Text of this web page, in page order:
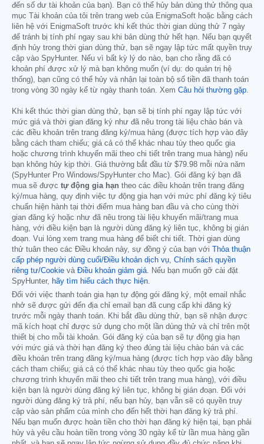
đến số dư tài khoản của bạn). Bạn có thể hủy bản dùng thử thông qua
mục Tài khoản của tôi trên trang web của EnigmaSoft hoặc bằng cách
liên hệ với EnigmaSoft trước khi kết thúc thời gian dùng thử 7 ngày
để tránh bị tính phí ngay sau khi bản dùng thử hết hạn. Nếu bạn quyết
định hủy trong thời gian dùng thử, bạn sẽ ngay lập tức mất quyền truy
cập vào SpyHunter. Nếu vì bất kỳ lý do nào, bạn cho rằng đã có
khoản phí được xử lý mà bạn không muốn (ví dụ: do quản trị hệ
thống), bạn cũng có thể hủy và nhận lại toàn bộ số tiền đã thanh toán
trong vòng 30 ngày kể từ ngày thanh toán. Xem Câu hỏi thường gặp.
Khi kết thúc thời gian dùng thử, bạn sẽ bị tính phí ngay lập tức với
mức giá và thời gian đăng ký như đã nêu trong tài liệu chào bán và
các điều khoản trên trang đăng ký/mua hàng (được tích hợp vào đây
bằng cách tham chiếu; giá cả có thể khác nhau tùy theo quốc gia
hoặc chương trình khuyến mãi theo chi tiết trên trang mua hàng) nếu
bạn không hủy kịp thời. Giá thường bắt đầu từ $79.98 mỗi nửa năm
(SpyHunter Pro Windows/SpyHunter cho Mac). Gói đăng ký bạn đã
mua sẽ được tự động gia hạn theo các điều khoản trên trang đăng
ký/mua hàng, quy định việc tự động gia hạn với mức phí đăng ký tiêu
chuẩn hiện hành tại thời điểm mua hàng ban đầu và cho cùng thời
gian đăng ký hoặc như đã nêu trong tài liệu khuyến mãi/trang mua
hàng, với điều kiện bạn là người dùng đăng ký liên tục, không bị gián
đoạn. Vui lòng xem trang mua hàng để biết chi tiết. Thời gian dùng
thử tuân theo các Điều khoản này, sự đồng ý của bạn với
Thỏa thuận
cấp phép người dùng cuối/Điều khoản dịch vụ, Chính sách quyền
riêng tư/Cookie và Điều khoản giảm giá. Nếu bạn muốn gỡ cài đặt
SpyHunter, hãy tìm hiểu cách thực hiện.
Đối với việc thanh toán gia hạn tự động gói đăng ký, một email nhắc
nhở sẽ được gửi đến địa chỉ email bạn đã cung cấp khi đăng ký
trước mỗi ngày thanh toán. Khi bắt đầu dùng thử, bạn sẽ nhận được
mã kích hoạt chỉ được sử dụng cho một lần dùng thử và chỉ trên một
thiết bị cho mỗi tài khoản. Gói đăng ký của bạn sẽ tự động gia hạn
với mức giá và thời hạn đăng ký theo đúng tài liệu chào bán và các
điều khoản trên trang đăng ký/mua hàng (được tích hợp vào đây bằng
cách tham chiếu; giá cả có thể khác nhau tùy theo quốc gia hoặc
chương trình khuyến mãi theo chi tiết trên trang mua hàng), với điều
kiện bạn là người dùng đăng ký liên tục, không bị gián đoạn. Đối với
người dùng đăng ký trả phí, nếu bạn hủy, bạn vẫn sẽ có quyền truy
cập vào sản phẩm của mình cho đến hết thời hạn đăng ký trả phí.
Nếu bạn muốn được hoàn tiền cho thời hạn đăng ký hiện tại, bạn phải
hủy và yêu cầu hoàn tiền trong vòng 30 ngày kể từ lần mua hàng gần